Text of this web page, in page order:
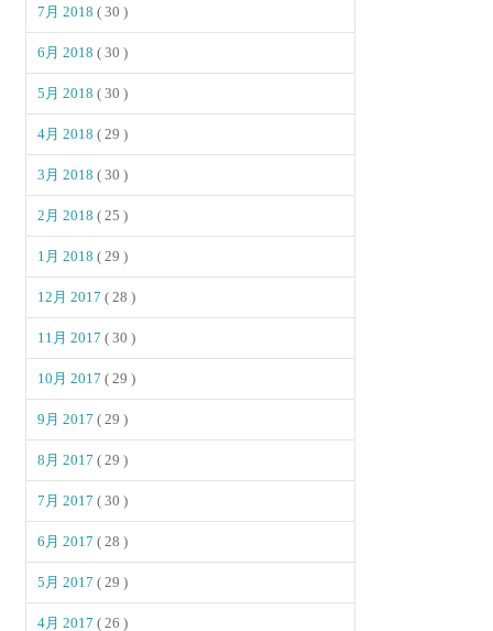
7月 2018( 30 )
6月 2018( 30 )
5月 2018( 30 )
4月 2018( 29 )
3月 2018( 30 )
2月 2018( 25 )
1月 2018( 29 )
12月 2017( 28 )
11月 2017( 30 )
10月 2017( 29 )
9月 2017( 29 )
8月 2017( 29 )
7月 2017( 30 )
6月 2017( 28 )
5月 2017( 29 )
4月 2017( 26 )